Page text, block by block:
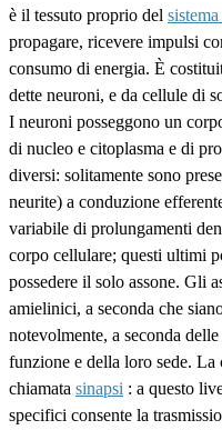
è il tessuto proprio del
propagare, ricevere impulsi
consumo di energia. È
dette neuroni, e da cellule di
I neuroni posseggono un
di nucleo e citoplasma e di
diversi: solitamente sono
neurite) a conduzione
variabile di prolungamenti
corpo cellulare; questi ultimi
possedere il solo assone. Gli
amielinici, a seconda che
notevolmente, a seconda
funzione e della loro sede. La
chiamata sinapsi : a questo
specifici consente la